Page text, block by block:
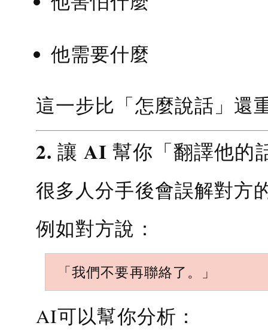
他需要什麼
這一步比「怎麼說話」還
2. 讓 AI 幫你「翻譯他的
很多人分手後會誤解對方
例如對方說：
「我們不要再聯絡了。」
AI可以幫你分析：